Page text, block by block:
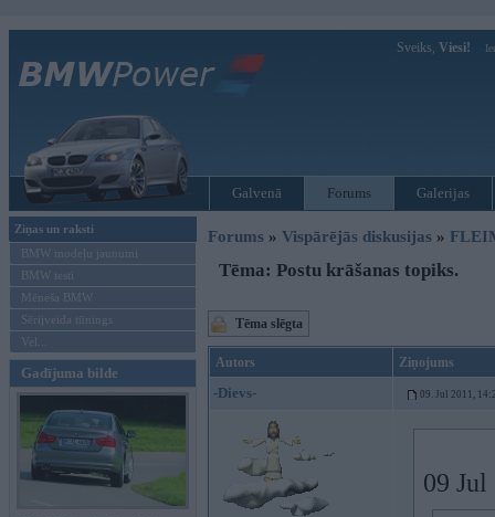
Sveiks, Viesi!
Galvenā Forums Galerijas
Ziņas un raksti
BMW modeļu jaunumi
BMW testi
Mēneša BMW
Sērijveida tūnings
Vel...
Gadījuma bilde
Forums » Vispārējās diskusijas »
Tēma: Postu krāšanas topiks.
Tēma slēgta
Autors Ziņojums
-Dievs- 09. Jul 2011,
09